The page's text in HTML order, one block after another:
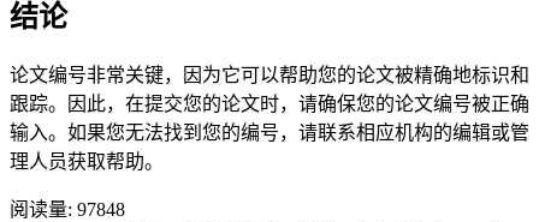
结论
论文编号非常关键，因为它可以帮助您的论文被精确地标识和
跟踪。因此，在提交您的论文时，请确保您的论文编号被正确
输入。如果您无法找到您的编号，请联系相应机构的编辑或管
理人员获取帮助。
阅读量: 97848